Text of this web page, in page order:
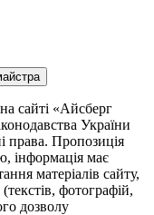
сайті «Айсберг
України
права. Пропозиція
інформація має
матеріалів сайту,
фотографій,
дозволу